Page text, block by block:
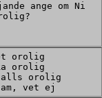
ange om Ni
orolig
orolig
orolig
vet ej